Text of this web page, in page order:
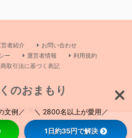
者紹介
お問い合わせ
ー
運営者情報
利用規約
取引法に基づく表記
のおまもり
寄り添う保育士サイト
, 2026 All Rights Reserved Powered by
AFFINGER5
文例／ ＼ 2800名以上が愛用／
1日約35円で解決